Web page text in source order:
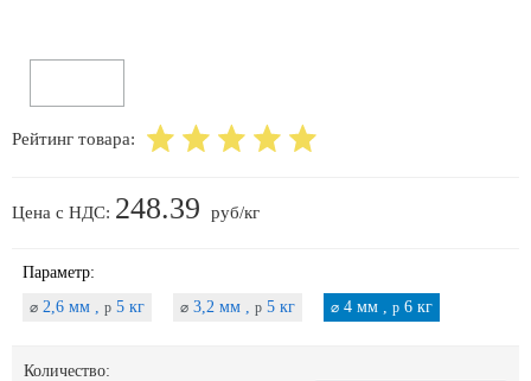
Рейтинг товара:
Цена с НДС: 248.39 руб/кг
Параметр:
⌀ 2,6 мм , p 5 кг ⌀ 3,2 мм , p 5 кг ⌀ 4 мм , p 6 кг
Количество: